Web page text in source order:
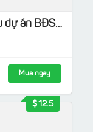
Full code landing page giới thiệu dự án BĐS giao diện đẹp & tối ưu chuyển đổi
Mua ngay
12.5